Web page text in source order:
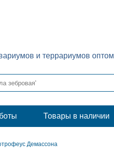
и террариумов оптом
Товары в наличии
Демассона